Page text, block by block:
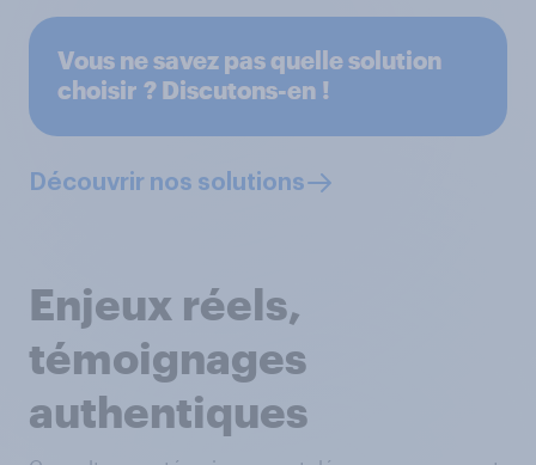
Vous ne savez pas quelle solution
choisir ? Discutons-en !
Découvrir nos solutions
Enjeux réels,
témoignages
authentiques